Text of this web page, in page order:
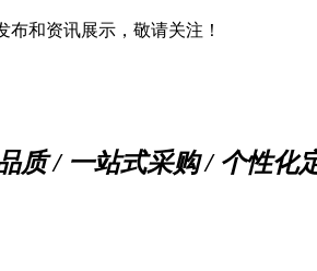
和资讯展示，敬请关注！
质 / 一站式采购 / 个性化